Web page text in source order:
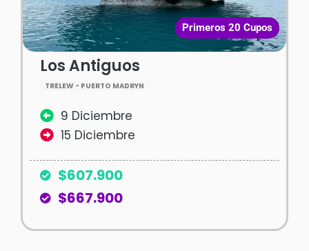
Los Antiguos
TRELEW - PUERTO MADRYN
9 Diciembre
15 Diciembre
$607.900
$667.900
Primeros 20 Cupos